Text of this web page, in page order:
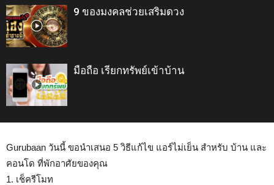
9 ของมงคลช่วยเสริมดวง
มือถือ เรียกทรัพย์เข้าบ้าน
Gurubaan วันนี้ ขอนำเสนอ 5 วิธีแก้ไข แอร์ไม่เย็น สำหรับ บ้าน และ
คอนโด ที่พักอาศัยของคุณ
1. เช็ครีโมท